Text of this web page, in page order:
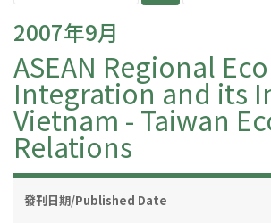
2007年9月
ASEAN Regional
Integration and its
Vietnam - Taiwan
Relations
發刊日期/Published Date